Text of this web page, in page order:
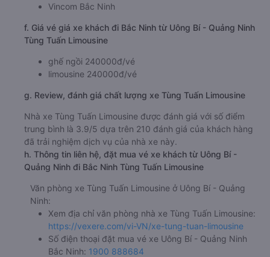
Vincom Bắc Ninh
f. Giá vé giá xe khách đi Bắc Ninh từ Uông Bí - Quảng Ninh
Tùng Tuấn Limousine
ghế ngồi 240000đ/vé
limousine 240000đ/vé
g. Review, đánh giá chất lượng xe Tùng Tuấn Limousine
Nhà xe Tùng Tuấn Limousine được đánh giá với số điểm
trung bình là 3.9/5 dựa trên 210 đánh giá của khách hàng
đã trải nghiệm dịch vụ của nhà xe này.
h. Thông tin liên hệ, đặt mua vé xe khách từ Uông Bí -
Quảng Ninh đi Bắc Ninh Tùng Tuấn Limousine
Văn phòng xe Tùng Tuấn Limousine ở Uông Bí - Quảng
Ninh:
Xem địa chỉ văn phòng nhà xe Tùng Tuấn Limousine:
https://vexere.com/vi-VN/xe-tung-tuan-limousine
Số điện thoại đặt mua vé xe Uông Bí - Quảng Ninh
Bắc Ninh: 1900 888684